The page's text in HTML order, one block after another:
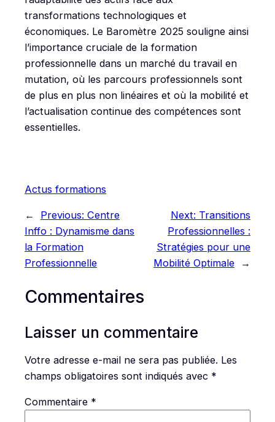
transformations technologiques et
économiques. Le Baromètre 2025 souligne ainsi
l’importance cruciale de la formation
professionnelle dans un marché du travail en
mutation, où les parcours professionnels sont
de plus en plus non linéaires et où la mobilité et
l’actualisation continue des compétences sont
essentielles.
Actus formations
← Previous: Centre
Inffo : Dynamisme dans
la Formation
Professionnelle
Next: Transitions
Professionnelles :
Stratégies pour une
Mobilité Optimale
→
Commentaires
Laisser un commentaire
Votre adresse e-mail ne sera pas publiée. Les
champs obligatoires sont indiqués avec *
Commentaire *